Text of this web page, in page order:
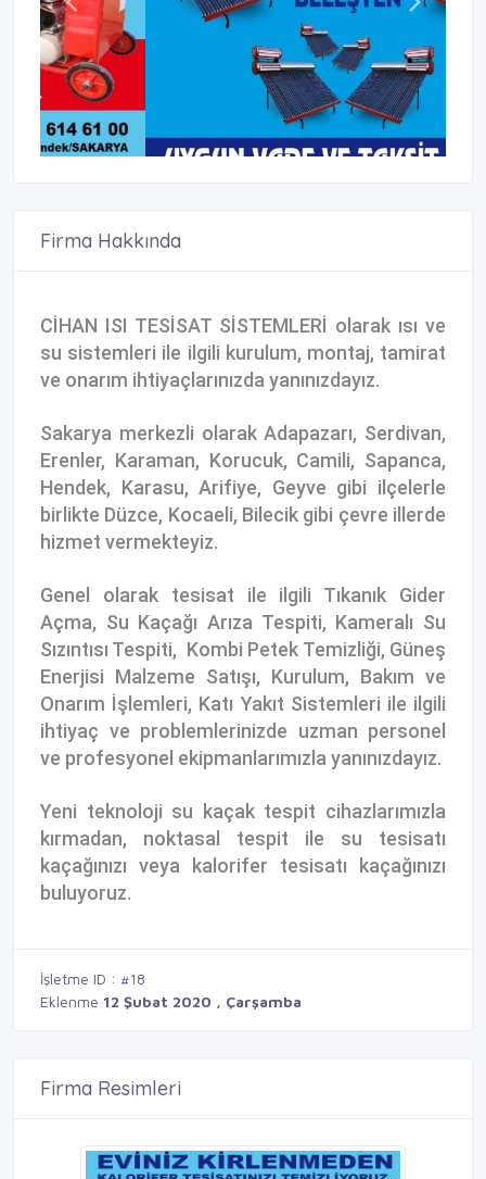
CİHAN ISI TESİSAT SİSTEMLERİ olarak ısı ve
su sistemleri ile ilgili kurulum, montaj, tamirat
Sakarya merkezli olarak Adapazarı, Serdivan,
Erenler, Karaman, Korucuk, Camili, Sapanca,
Hendek, Karasu, Arifiye, Geyve gibi ilçelerle
birlikte Düzce, Kocaeli, Bilecik gibi çevre illerde
Genel olarak tesisat ile ilgili Tıkanık Gider
Açma, Su Kaçağı Arıza Tespiti, Kameralı Su
Sızıntısı Tespiti, Kombi Petek Temizliği, Güneş
Enerjisi Malzeme Satışı, Kurulum, Bakım ve
Onarım İşlemleri, Katı Yakıt Sistemleri ile ilgili
ihtiyaç ve problemlerinizde uzman personel
Yeni teknoloji su kaçak tespit cihazlarımızla
kırmadan, noktasal tespit ile su tesisatı
kaçağınızı veya kalorifer tesisatı kaçağınızı
İşletme ID : #18